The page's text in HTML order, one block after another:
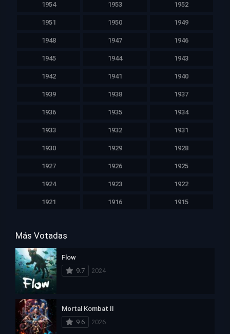
1954 1953 1952
1951 1950 1949
1948 1947 1946
1945 1944 1943
1942 1941 1940
1939 1938 1937
1936 1935 1934
1933 1932 1931
1930 1929 1928
1927 1926 1925
1924 1923 1922
1921 1916 1915
Más Votadas
Flow
9.7
2024
Mortal Kombat II
9.6
2026